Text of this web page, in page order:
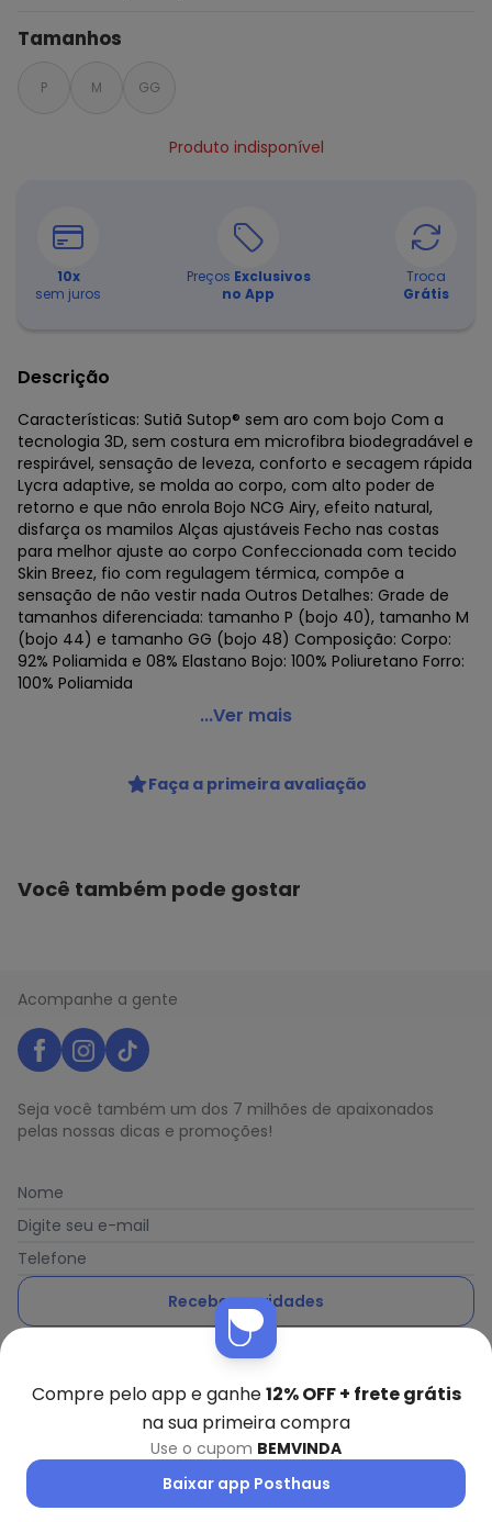
Tamanhos
P M GG
Produto indisponível
10x
sem juros
Preços Exclusivos
no App
Troca
Grátis
Descrição
Características: Sutiã Sutop® sem aro com bojo Com a
tecnologia 3D, sem costura em microfibra biodegradável e
respirável, sensação de leveza, conforto e secagem rápida
Lycra adaptive, se molda ao corpo, com alto poder de
retorno e que não enrola Bojo NCG Airy, efeito natural,
disfarça os mamilos Alças ajustáveis Fecho nas costas
para melhor ajuste ao corpo Confeccionada com tecido
Skin Breez, fio com regulagem térmica, compõe a
sensação de não vestir nada Outros Detalhes: Grade de
tamanhos diferenciada: tamanho P (bojo 40), tamanho M
(bojo 44) e tamanho GG (bojo 48) Composição: Corpo:
92% Poliamida e 08% Elastano Bojo: 100% Poliuretano Forro:
100% Poliamida
Liz - Sutiã sem Aro com Bojo Liz 51936
...Ver mais
Faça a primeira avaliação
Você também pode gostar
Acompanhe a gente
Seja você também um dos 7 milhões de apaixonados
pelas nossas dicas e promoções!
Nome
Digite seu e-mail
Telefone
Receber novidades
Ao enviar o cadastro, você concorda com a nossa
Posthaus é uma marca da Posthaus Ltda / CNPJ:
80.462.138/0001-41
Compre pelo app e ganhe12% OFF + frete grátis
na sua primeira compra
Use o cupom BEMVINDA
Baixar app Posthaus